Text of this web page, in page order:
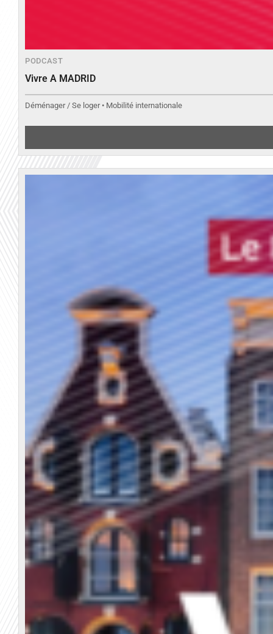
PODCAST
Vivre A MADRID
Déménager / Se loger • Mobilité internationale